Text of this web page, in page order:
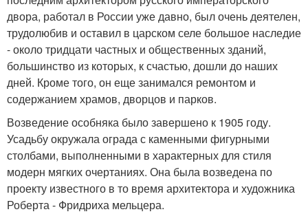
двора, работал в России уже давно, был очень деятелен,
трудолюбив и оставил в царском селе большое наследие
- около тридцати частных и общественных зданий,
большинство из которых, к счастью, дошли до наших
дней. Кроме того, он еще занимался ремонтом и
содержанием храмов, дворцов и парков.
Возведение особняка было завершено к 1905 году.
Усадьбу окружала ограда с каменными фигурными
столбами, выполненными в характерных для стиля
модерн мягких очертаниях. Она была возведена по
проекту известного в то время архитектора и художника
Роберта - Фридриха мельцера.